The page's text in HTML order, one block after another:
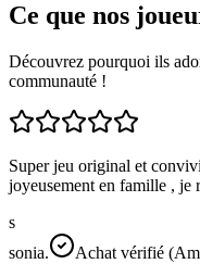
Ce que nos
Découvrez pourquoi ils
communauté !
Super jeu original et
joyeusement en famille , je
s
sonia.
Achat vérifié